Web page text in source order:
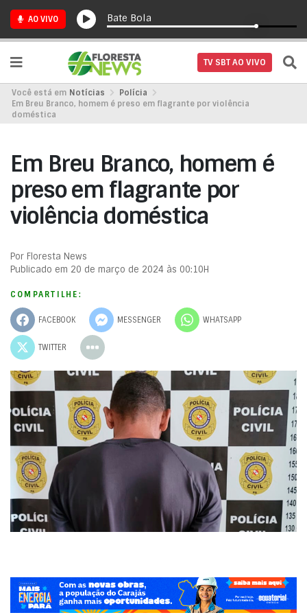
AO VIVO Bate Bola
TV SBT AO VIVO
Você está em Notícias
Polícia
Em Breu Branco, homem é preso em flagrante por violência
doméstica
Em Breu Branco, homem é
preso em flagrante por
violência doméstica
Por Floresta News
Publicado em 20 de março de 2024 às 00:10H
COMPARTILHE:
FACEBOOK MESSENGER WHATSAPP
TWITTER